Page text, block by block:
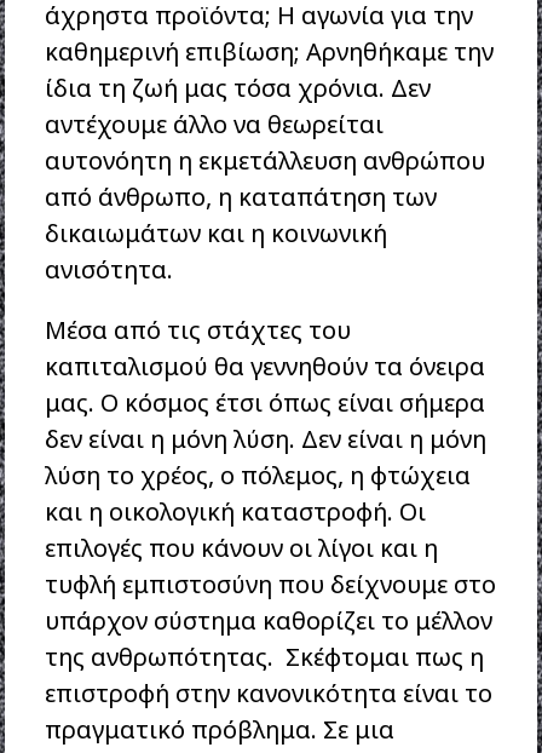
άχρηστα προϊόντα; Η αγωνία για την
καθημερινή επιβίωση; Αρνηθήκαμε την
ίδια τη ζωή μας τόσα χρόνια. Δεν
αντέχουμε άλλο να θεωρείται
αυτονόητη η εκμετάλλευση ανθρώπου
από άνθρωπο, η καταπάτηση των
δικαιωμάτων και η κοινωνική
ανισότητα.
Μέσα από τις στάχτες του
καπιταλισμού θα γεννηθούν τα όνειρα
μας. Ο κόσμος έτσι όπως είναι σήμερα
δεν είναι η μόνη λύση. Δεν είναι η μόνη
λύση το χρέος, ο πόλεμος, η φτώχεια
και η οικολογική καταστροφή. Οι
επιλογές που κάνουν οι λίγοι και η
τυφλή εμπιστοσύνη που δείχνουμε στο
υπάρχον σύστημα καθορίζει το μέλλον
της ανθρωπότητας. Σκέφτομαι πως η
επιστροφή στην κανονικότητα είναι το
πραγματικό πρόβλημα. Σε μια